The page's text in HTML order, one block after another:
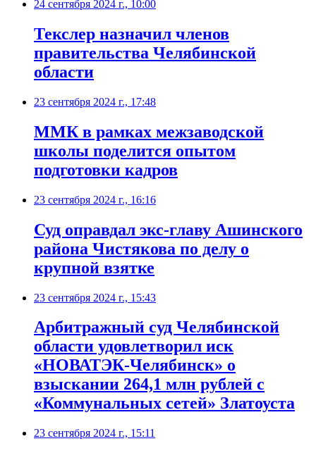
24 сентября 2024 г., 10:00
Текслер назначил членов
правительства Челябинской
области
23 сентября 2024 г., 17:48
ММК в рамках межзаводской
школы поделится опытом
подготовки кадров
23 сентября 2024 г., 16:16
Суд оправдал экс-главу Ашинского
района Чистякова по делу о
крупной взятке
23 сентября 2024 г., 15:43
Арбитражный суд Челябинской
области удовлетворил иск
«НОВАТЭК-Челябинск» о
взыскании 264,1 млн рублей с
«Коммунальных сетей» Златоуста
23 сентября 2024 г., 15:11